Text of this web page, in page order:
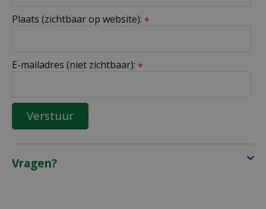
Plaats (zichtbaar op website): *
E-mailadres (niet zichtbaar): *
Vragen?